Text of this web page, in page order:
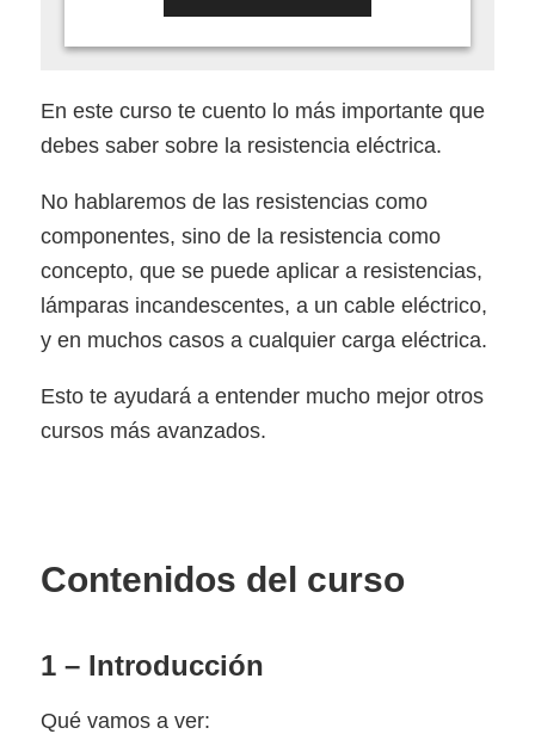
En este curso te cuento lo más importante que
debes saber sobre la resistencia eléctrica.
No hablaremos de las resistencias como
componentes, sino de la resistencia como
concepto, que se puede aplicar a resistencias,
lámparas incandescentes, a un cable eléctrico,
y en muchos casos a cualquier carga eléctrica.
Esto te ayudará a entender mucho mejor otros
cursos más avanzados.
Contenidos del curso
1 – Introducción
Qué vamos a ver: